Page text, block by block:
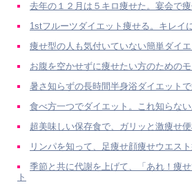
去年の１２月は５キロ痩せた。宴会で
1stフルーツダイエット痩せる。キレイ
痩せ型の人も気付いていない簡単ダイ
お腹を空かせずに痩せたい方のための
暑さ知らずの長時間半身浴ダイエット
食べ方一つでダイエット。これ知らな
超美味しい保存食で、ガリッと激痩せ
リンパを知って、足痩せ顔痩せウエス
季節と共に代謝を上げて、「あれ！痩
ト